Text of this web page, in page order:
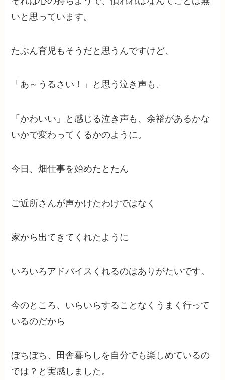
いと思っています。
たぶん育児もそうだと思うんですけど、
「あ～うるさい！」と思う泣き声も、
「かわいい」と感じる泣き声も、余裕があるかな
いかで変わってくるかのように。
今日、畑仕事を始めたとたん
ご近所さんが声かけたわけではなく
家から出てきてくれたように
いろいろアドバイスくれるのはありがたいです。
今のところ、いらいらすることなくうまく行って
いるのだから
ぼちぼち、田舎暮らしを自分でも楽しめているの
では？と実感しました。